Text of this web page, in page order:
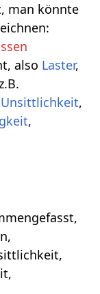
man könnte
also Laster,
Unsittlichkeit,
,